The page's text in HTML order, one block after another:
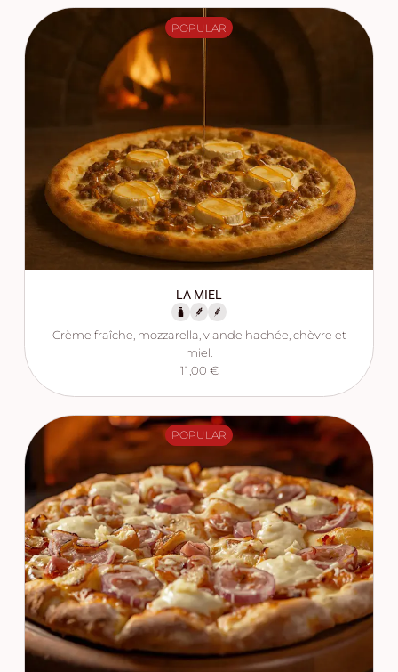
POPULAR
LA MIEL
Crème fraîche, mozzarella, viande hachée, chèvre et
miel.
11,00 €
POPULAR